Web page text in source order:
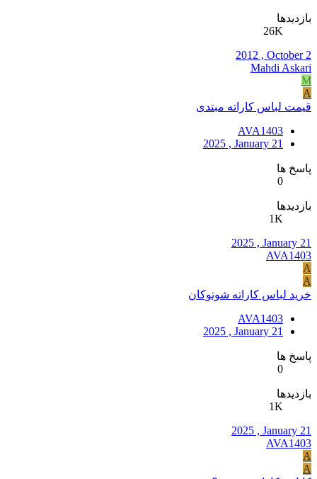
بازدیدها
26K
2012 , October 2
Mahdi Askari
M
A
قیمت لباس کاراته مبتدی
AVA1403
2025 , January 21
پاسخ ها
0
بازدیدها
1K
2025 , January 21
AVA1403
A
A
خرید لباس کاراته شوتوکان
AVA1403
2025 , January 21
پاسخ ها
0
بازدیدها
1K
2025 , January 21
AVA1403
A
A